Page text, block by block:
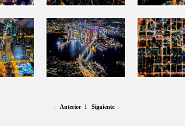
< Anterior 1 Siguiente >